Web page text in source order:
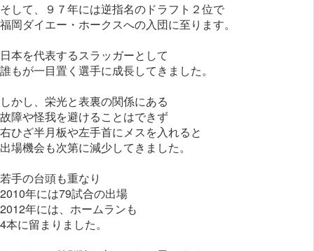
そして、９７年には逆指名のドラフト２位で
福岡ダイエー・ホークスへの入団に至ります。
日本を代表するスラッガーとして
誰もが一目置く選手に成長してきました。
しかし、栄光と表裏の関係にある
故障や怪我を避けることはできず
右ひざ半月板や左手首にメスを入れると
出場機会も次第に減少してきました。
若手の台頭も重なり
2010年には79試合の出場
2012年には、ホームランも
4本に留まりました。